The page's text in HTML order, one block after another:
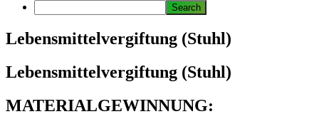
Lebensmittelvergiftung (Stuhl)
Lebensmittelvergiftung (Stuhl)
MATERIALGEWINNUNG: